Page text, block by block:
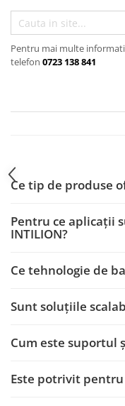
ecranate
Pentru mai multe
telefon 0723 138 841
Ce tip de produse
Pentru ce aplicaţii
INTILION?
Ce tehnologie de
Sunt soluţiile
Cum este suportul
Este potrivit